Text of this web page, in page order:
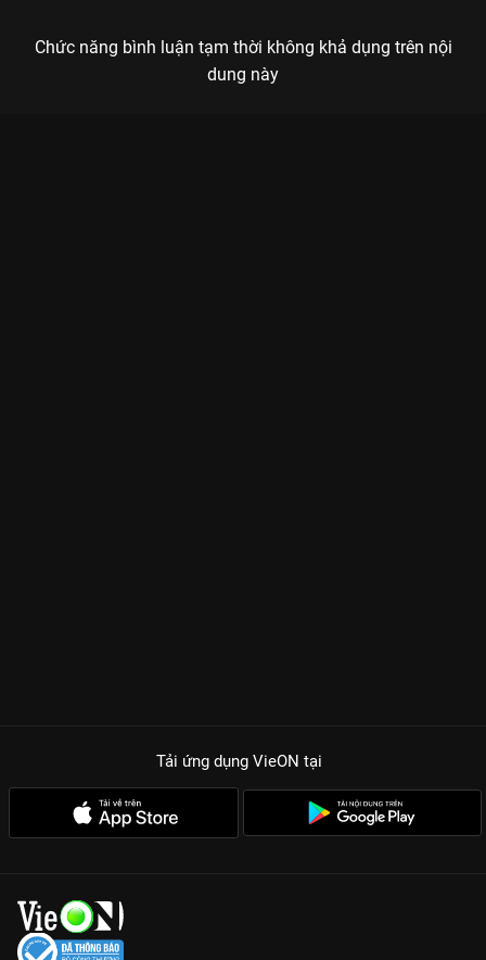
Chức năng bình luận tạm thời không khả dụng trên nội
dung này
Tải ứng dụng VieON tại